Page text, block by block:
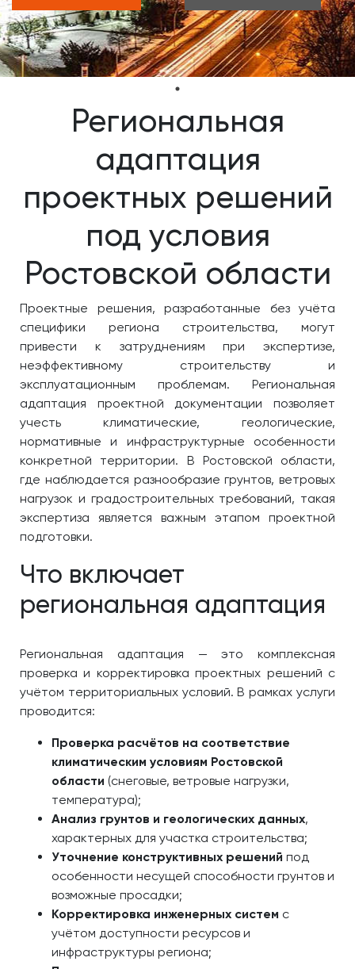
Региональная
адаптация
проектных решений
под условия
Ростовской области
Проектные решения, разработанные без учёта
специфики региона строительства, могут
привести к затруднениям при экспертизе,
неэффективному строительству и
эксплуатационным проблемам. Региональная
адаптация проектной документации позволяет
учесть климатические, геологические,
нормативные и инфраструктурные особенности
конкретной территории. В Ростовской области,
где наблюдается разнообразие грунтов, ветровых
нагрузок и градостроительных требований, такая
экспертиза является важным этапом проектной
подготовки.
Что включает
региональная адаптация
Региональная адаптация — это комплексная
проверка и корректировка проектных решений с
учётом территориальных условий. В рамках услуги
проводится:
Проверка расчётов на соответствие
климатическим условиям Ростовской
области (снеговые, ветровые нагрузки,
температура);
Анализ грунтов и геологических данных,
характерных для участка строительства;
Уточнение конструктивных решений под
особенности несущей способности грунтов и
возможные просадки;
Корректировка инженерных систем с
учётом доступности ресурсов и
инфраструктуры региона;